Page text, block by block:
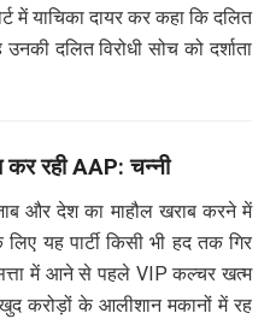
में याचिका दायर कर कहा कि दलित
दलित विरोधी सोच को दर्शाता
कर रही AAP: चन्नी
और देश का माहौल खराब करने में
यह पार्टी किसी भी हद तक गिर
में आने से पहले VIP कल्चर खत्म
करोड़ों के आलीशान मकानों में रह